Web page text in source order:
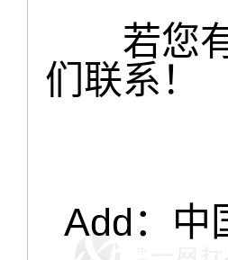
若您有
们联系！
Add：中